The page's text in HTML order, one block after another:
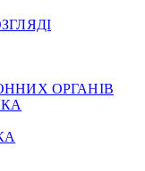
ОРГАНІВ